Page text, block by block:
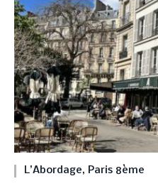
L’Abordage, Paris 8ème